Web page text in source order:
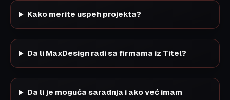
Kako merite uspeh projekta?
Da li MaxDesign radi sa firmama iz Titel?
Da li je moguća saradnja i ako već imam